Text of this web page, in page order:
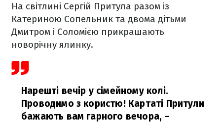
На світлині Сергій Притула разом із
Катериною Сопельник та двома дітьми
Дмитром і Соломією прикрашають
новорічну ялинку.
Нарешті вечір у сімейному колі.
Проводимо з користю! Картаті Притули
бажають вам гарного вечора, –